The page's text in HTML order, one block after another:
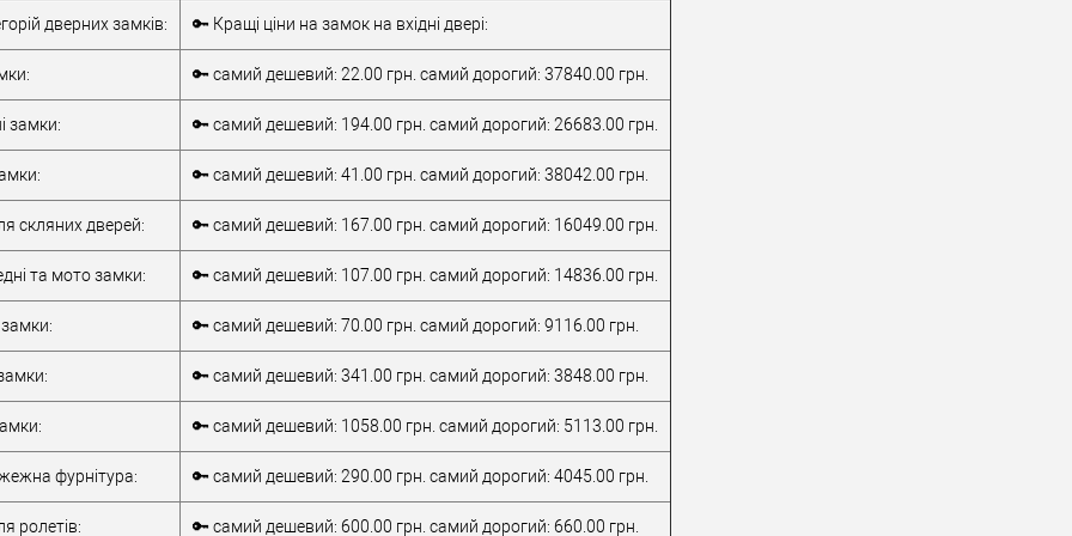
Врізний замок
Тип товару
Врізний замок
дверей
/для алюмінієвих
Країна виробник
дверних замків: 🔑 Кращі ціни на замок на вхідні двері:
🔑 самий дешевий: 22.00 грн. самий дорогий: 37840.00 грн.
замки: 🔑 самий дешевий: 194.00 грн. самий дорогий: 26683.00 грн.
🔑 самий дешевий: 41.00 грн. самий дорогий: 38042.00 грн.
скляних дверей: 🔑 самий дешевий: 167.00 грн. самий дорогий: 16049.00 грн.
та мото замки: 🔑 самий дешевий: 107.00 грн. самий дорогий: 14836.00 грн.
🔑 самий дешевий: 70.00 грн. самий дорогий: 9116.00 грн.
🔑 самий дешевий: 341.00 грн. самий дорогий: 3848.00 грн.
🔑 самий дешевий: 1058.00 грн. самий дорогий: 5113.00 грн.
фурнітура: 🔑 самий дешевий: 290.00 грн. самий дорогий: 4045.00 грн.
ролетів: 🔑 самий дешевий: 600.00 грн. самий дорогий: 660.00 грн.